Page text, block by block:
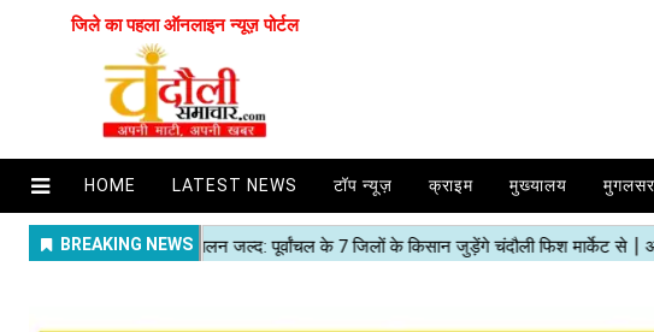
जिले का पहला ऑनलाइन न्यूज़ पोर्टल
HOME LATEST NEWS टॉप न्यूज़ क्राइम मुख्यालय